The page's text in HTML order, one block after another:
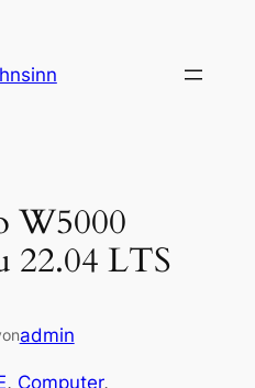
W5000
22.04 LTS
admin
, Computer